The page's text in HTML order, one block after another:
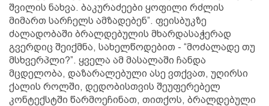
შვილის ნახვა. ბაკურაძეები ყოფილი რძლის
მიმართ სარჩელს ამზადებენ”. ფეისბუკზე
ძალადობაში ბრალდებულის მხარდასაჭერად
გვერდიც შეიქმნა, სახელწოდებით - “მოძალადე თუ
მსხვერპლი?”. ყველა ამ მასალაში ჩანდა
მცდელობა, დაზარალებული ასე ვთქვათ, უღირსი
ქალის როლში, დედობისთვის შეუფერებელ
კონტექსტში წარმოეჩინათ, თითქოს, ბრალდებული